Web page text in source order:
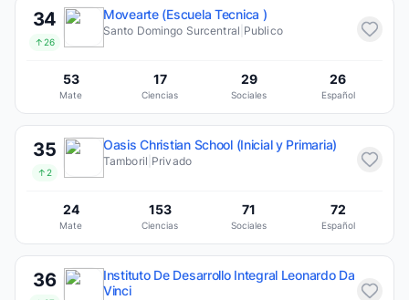
34
↑26
Movearte (Escuela Tecnica )
Santo Domingo Surcentral Publico
53
Mate
17
Ciencias
29
Sociales
26
Español
35
↑2
Oasis Christian School (Inicial y Primaria)
Tamboril Privado
24
Mate
153
Ciencias
71
Sociales
72
Español
36
Instituto De Desarrollo Integral Leonardo Da
Vinci